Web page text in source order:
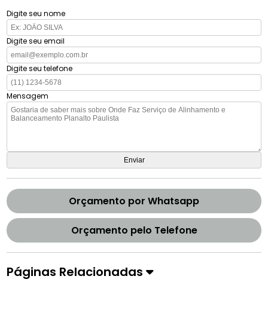
Digite seu nome
Digite seu email
Digite seu telefone
Mensagem
Orçamento por Whatsapp
Orçamento pelo Telefone
Páginas Relacionadas